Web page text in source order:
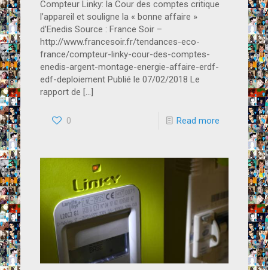
Compteur Linky: la Cour des comptes critique
l’appareil et souligne la « bonne affaire »
d’Enedis Source : France Soir –
http://www.francesoir.fr/tendances-eco-
france/compteur-linky-cour-des-comptes-
enedis-argent-montage-energie-affaire-erdf-
edf-deploiement Publié le 07/02/2018 Le
rapport de […]
0 Read more